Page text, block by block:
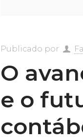
Publicado por
O
e o